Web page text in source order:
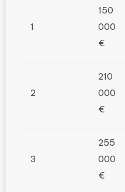
1
150
000
€
2
210
000
€
3
255
000
€